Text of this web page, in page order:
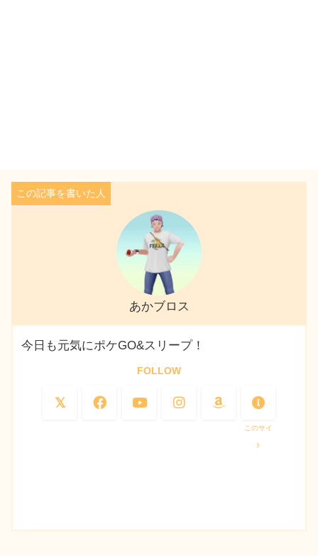
あかブロス
今日も元気にポケGO&スリープ！
FOLLOW
このサイ
ト